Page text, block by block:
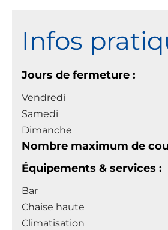
Infos
Jours de fermeture :
Vendredi
Samedi
Dimanche
Nombre maximum de
Équipements & services :
Bar
Chaise haute
Climatisation